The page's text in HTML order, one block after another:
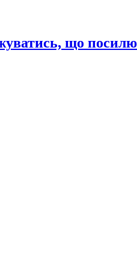
що